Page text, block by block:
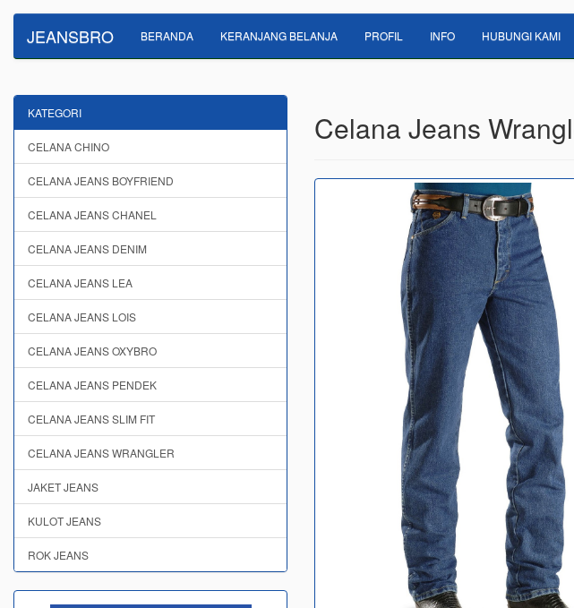
JEANSBRO BERANDA KERANJANG BELANJA PROFIL INFO HUBUNGI KAMI
Celana Jeans
KATEGORI
CELANA CHINO
CELANA JEANS BOYFRIEND
CELANA JEANS CHANEL
CELANA JEANS DENIM
CELANA JEANS LEA
CELANA JEANS LOIS
CELANA JEANS OXYBRO
CELANA JEANS PENDEK
CELANA JEANS SLIM FIT
CELANA JEANS WRANGLER
JAKET JEANS
KULOT JEANS
ROK JEANS